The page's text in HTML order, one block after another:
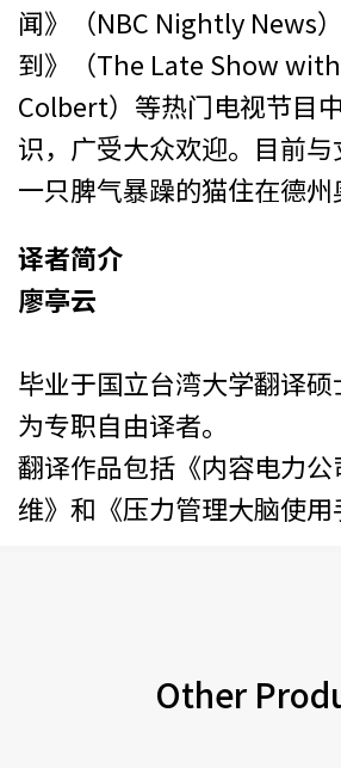
闻》（NBC Nightly News
到》（The Late Show
Colbert）等热门电视节目
识，广受大众欢迎。目前
一只脾气暴躁的猫住在德州
译者简介
廖亭云
毕业于国立台湾大学翻译
为专职自由译者。
翻译作品包括《内容电力
维》和《压力管理大脑使用
Other